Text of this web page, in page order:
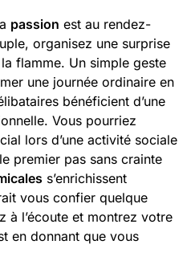
passion est au rendez-
organisez une surprise
flamme. Un simple geste
une journée ordinaire en
bénéficient d’une
Vous pourriez
lors d’une activité sociale
premier pas sans crainte
s’enrichissent
vous confier quelque
à l’écoute et montrez votre
en donnant que vous